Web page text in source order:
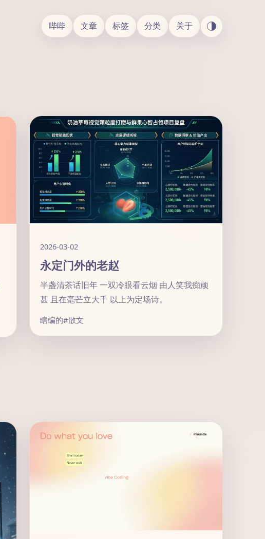
哔哔 文章 标签 分类 关于
2026-03-02
永定门外的老赵
半盏清茶话旧年 一双冷眼看云烟 由人笑我痴顽
甚 且在毫芒立大千 以上为定场诗。
瞎编的#散文